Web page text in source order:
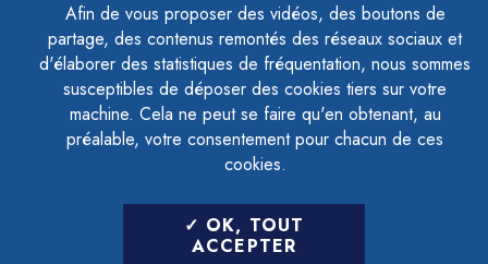
Afin de vous proposer des vidéos, des boutons de
partage, des contenus remontés des réseaux sociaux et
d'élaborer des statistiques de fréquentation, nous sommes
susceptibles de déposer des cookies tiers sur votre
machine. Cela ne peut se faire qu'en obtenant, au
préalable, votre consentement pour chacun de ces
cookies.
OK, TOUT
ACCEPTER
ACCESSIBILITÉ - PARTIELLEMENT CONFORME
PLAN DU SITE
MENTIONS LÉGALES
CONTACTER LE DÉLÉGUÉ À LA PROTECTION DES DONNÉES
GESTION DES COOKIES
LETTRE D'INFORMATION
SAISIR VOTRE ADRESSE E-MAIL
POUR VOUS INSCRIRE :